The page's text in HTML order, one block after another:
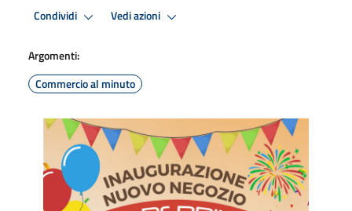
Condividi Vedi azioni
Argomenti:
Commercio al minuto